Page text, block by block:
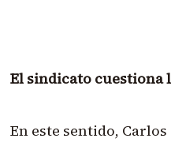
El sindicato cuestiona
En este sentido,